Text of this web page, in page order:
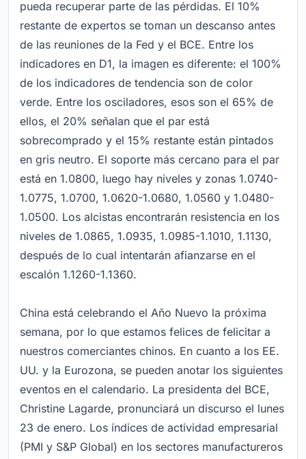
pueda recuperar parte de las pérdidas. El 10%
restante de expertos se toman un descanso antes
de las reuniones de la Fed y el BCE. Entre los
indicadores en D1, la imagen es diferente: el 100%
de los indicadores de tendencia son de color
verde. Entre los osciladores, esos son el 65% de
ellos, el 20% señalan que el par está
sobrecomprado y el 15% restante están pintados
en gris neutro. El soporte más cercano para el par
está en 1.0800, luego hay niveles y zonas 1.0740-
1.0775, 1.0700, 1.0620-1.0680, 1.0560 y 1.0480-
1.0500. Los alcistas encontrarán resistencia en los
niveles de 1.0865, 1.0935, 1.0985-1.1010, 1.1130,
después de lo cual intentarán afianzarse en el
escalón 1.1260-1.1360.
China está celebrando el Año Nuevo la próxima
semana, por lo que estamos felices de felicitar a
nuestros comerciantes chinos. En cuanto a los EE.
UU. y la Eurozona, se pueden anotar los siguientes
eventos en el calendario. La presidenta del BCE,
Christine Lagarde, pronunciará un discurso el lunes
23 de enero. Los índices de actividad empresarial
(PMI y S&P Global) en los sectores manufactureros